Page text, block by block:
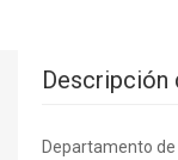
Descripción
Departamento